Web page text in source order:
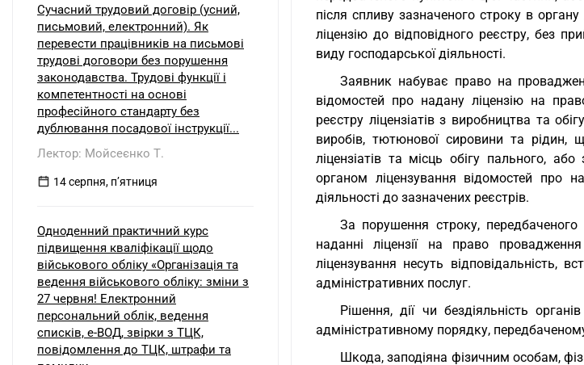
після спливу зазначеного строку в
ліцензію до відповідного реєстру, без
виду господарської діяльності.
Заявник набуває право на
відомостей про надану ліцензію на
реєстру ліцензіатів з виробництва та
виробів, тютюнової сировини та рідин,
ліцензіатів та місць обігу пального,
органом ліцензування відомостей про
діяльності до зазначених реєстрів.
За порушення строку,
наданні ліцензії на право
ліцензування несуть
адміністративних послуг.
Рішення, дії чи бездіяльність
адміністративному порядку,
Шкода, заподіяна фізичним особам,
Сучасний трудовий договір (усний,
письмовий, електронний). Як
перевести працівників на письмові
трудові договори без порушення
законодавства. Трудові функції і
компетентності на основі
професійного стандарту без
дублювання посадової інструкції...
Лектор: Мойсеєнко Т.
14 серпня, пʼятниця
Одноденний практичний курс
підвищення кваліфікації щодо
військового обліку «Організація та
ведення військового обліку: зміни з
27 червня! Електронний
персональний облік, ведення
списків, е-ВОД, звірки з ТЦК,
повідомлення до ТЦК, штрафи та